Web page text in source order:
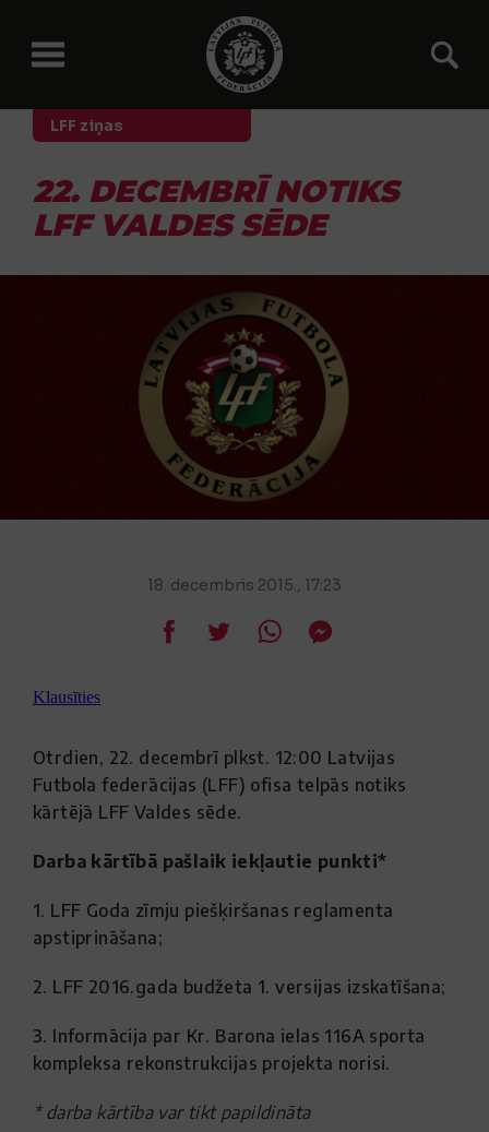
LFF ziņas
22. DECEMBRĪ NOTIKS
LFF VALDES SĒDE
18. decembris 2015., 17:23
Klausīties
Otrdien, 22. decembrī plkst. 12:00 Latvijas
Futbola federācijas (LFF) ofisa telpās notiks
kārtējā LFF Valdes sēde.
Darba kārtībā pašlaik iekļautie punkti*
1. LFF Goda zīmju piešķiršanas reglamenta
apstiprināšana;
2. LFF 2016.gada budžeta 1. versijas izskatīšana;
3. Informācija par Kr. Barona ielas 116A sporta
kompleksa rekonstrukcijas projekta norisi.
* darba kārtība var tikt papildināta